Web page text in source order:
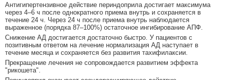
Антигипертензивное действие периндоприла достигает максимума
через 4–6 ч после однократного приема внутрь и сохраняется в
течение 24 ч. Через 24 ч после приема внутрь наблюдается
выраженное (порядка 87–100%) остаточное ингибирование АПФ.
Снижение АД достигается достаточно быстро. У пациентов с
позитивным ответом на лечение нормализация АД наступает в
течение месяца и сохраняется без развития тахифилаксии.
Прекращение лечения не сопровождается развитием эффекта
"рикошета".